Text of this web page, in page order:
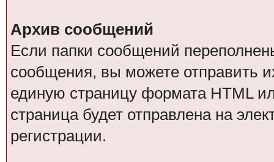
Архив сообщений
Если папки сообщений
сообщения, вы можете отправить
единую страницу формата HTML
страница будет отправлена на
регистрации.